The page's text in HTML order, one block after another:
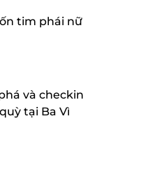
tim phái nữ
và checkin
tại Ba Vì